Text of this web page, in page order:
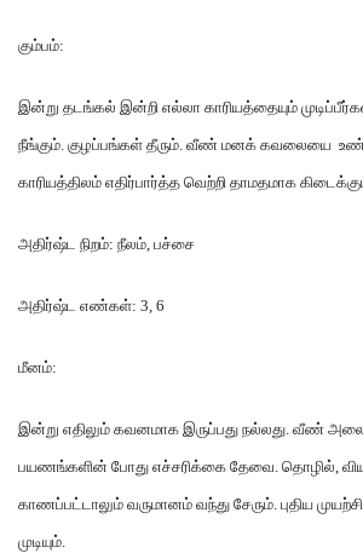
கும்பம்:
இன்று தடங்கல் இன்றி எல்லா காரியத்தையும்
நீங்கும். குழப்பங்கள் தீரும். வீண் மனக் கவலையை
காரியத்திலம் எதிர்பார்த்த வெற்றி தாமதமாக
அதிர்ஷ்ட நிறம்: நீலம், பச்சை
அதிர்ஷ்ட எண்கள்: 3, 6
மீனம்:
இன்று எதிலும் கவனமாக இருப்பது நல்லது. வீண்
பயணங்களின் போது எச்சரிக்கை தேவை. தொழில்,
காணப்பட்டாலும் வருமானம் வந்து சேரும். புதிய
முடியும்.